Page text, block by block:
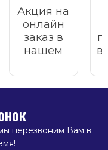
Акция на
онлайн
заказ в
нашем
магазине.
перезвоним Вам в